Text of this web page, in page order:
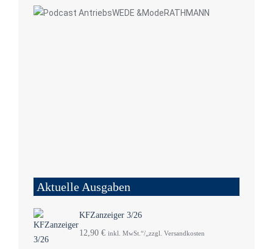
Aktuelle Ausgaben
KFZanzeiger 3/26
12,90 € inkl. MwSt.“/„zzgl. Versandkosten